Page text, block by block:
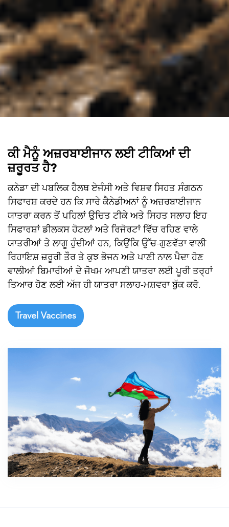
ਕੀ ਮੈਨੂੰ ਅਜ਼ਰਬਾਈਜਾਨ ਲਈ ਟੀਕਿਆਂ ਦੀ
ਜ਼ਰੂਰਤ ਹੈ?
ਕਨੇਡਾ ਦੀ ਪਬਲਿਕ ਹੈਲਥ ਏਜੰਸੀ ਅਤੇ ਵਿਸ਼ਵ ਸਿਹਤ ਸੰਗਠਨ
ਸਿਫਾਰਸ਼ ਕਰਦੇ ਹਨ ਕਿ ਸਾਰੇ ਕੈਨੇਡੀਅਨਾਂ ਨੂੰ ਅਜ਼ਰਬਾਈਜਾਨ
ਯਾਤਰਾ ਕਰਨ ਤੋਂ ਪਹਿਲਾਂ ਉਚਿਤ ਟੀਕੇ ਅਤੇ ਸਿਹਤ ਸਲਾਹ ਇਹ
ਸਿਫਾਰਸ਼ਾਂ ਡੀਲਕਸ ਹੋਟਲਾਂ ਅਤੇ ਰਿਜੋਰਟਾਂ ਵਿੱਚ ਰਹਿਣ ਵਾਲੇ
ਯਾਤਰੀਆਂ ਤੇ ਲਾਗੂ ਹੁੰਦੀਆਂ ਹਨ, ਕਿਉਂਕਿ ਉੱਚ-ਗੁਣਵੱਤਾ ਵਾਲੀ
ਰਿਹਾਇਸ਼ ਜ਼ਰੂਰੀ ਤੌਰ ਤੇ ਕੁਝ ਭੋਜਨ ਅਤੇ ਪਾਣੀ ਨਾਲ ਪੈਦਾ ਹੋਣ
ਵਾਲੀਆਂ ਬਿਮਾਰੀਆਂ ਦੇ ਜੋਖਮ ਆਪਣੀ ਯਾਤਰਾ ਲਈ ਪੂਰੀ ਤਰ੍ਹਾਂ
ਤਿਆਰ ਹੋਣ ਲਈ ਅੱਜ ਹੀ ਯਾਤਰਾ ਸਲਾਹ-ਮਸ਼ਵਰਾ ਬੁੱਕ ਕਰੋ.
Travel Vaccines